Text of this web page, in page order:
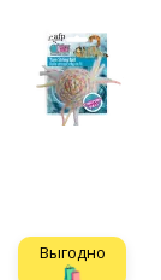
Выгодно
🛍️